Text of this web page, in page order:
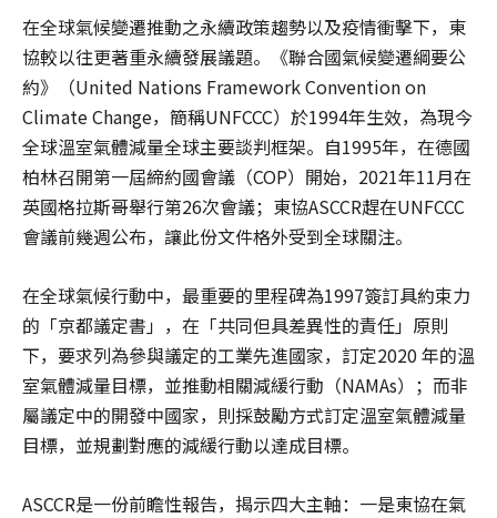
在全球氣候變遷推動之永續政策趨勢以及疫情衝擊下，東
協較以往更著重永續發展議題。《聯合國氣候變遷綱要公
約》（United Nations Framework Convention on
Climate Change，簡稱UNFCCC）於1994年生效，為現今
全球溫室氣體減量全球主要談判框架。自1995年，在德國
柏林召開第一屆締約國會議（COP）開始，2021年11月在
英國格拉斯哥舉行第26次會議；東協ASCCR趕在UNFCCC
會議前幾週公布，讓此份文件格外受到全球關注。
在全球氣候行動中，最重要的里程碑為1997簽訂具約束力
的「京都議定書」，在「共同但具差異性的責任」原則
下，要求列為參與議定的工業先進國家，訂定2020 年的溫
室氣體減量目標，並推動相關減緩行動（NAMAs）；而非
屬議定中的開發中國家，則採鼓勵方式訂定溫室氣體減量
目標，並規劃對應的減緩行動以達成目標。
ASCCR是一份前瞻性報告，揭示四大主軸：一是東協在氣